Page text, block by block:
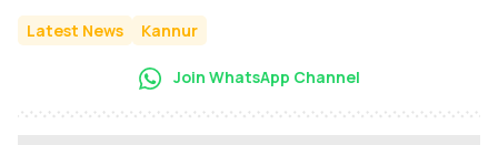
Latest News Kannur
Join WhatsApp Channel